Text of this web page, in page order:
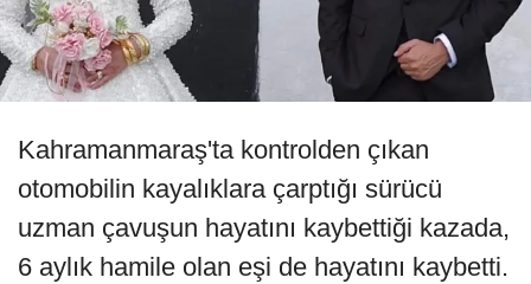
Kahramanmaraş'ta kontrolden çıkan
otomobilin kayalıklara çarptığı sürücü
uzman çavuşun hayatını kaybettiği kazada,
6 aylık hamile olan eşi de hayatını kaybetti.